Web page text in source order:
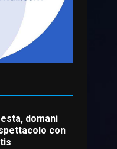
di Fasano apre
Festa di
domani
con